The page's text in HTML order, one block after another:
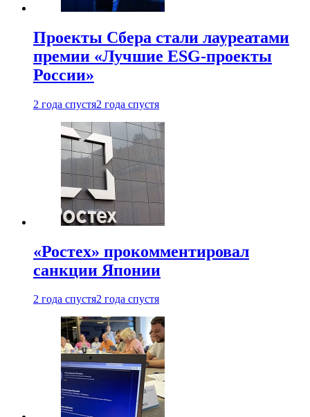
Проекты Сбера стали лауреатами
премии «Лучшие ESG-проекты
России»
2 года спустя2 года спустя
«Ростех» прокомментировал
санкции Японии
2 года спустя2 года спустя